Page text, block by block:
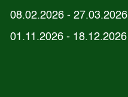
08.02.2026 - 27.03.2026
01.11.2026 - 18.12.2026